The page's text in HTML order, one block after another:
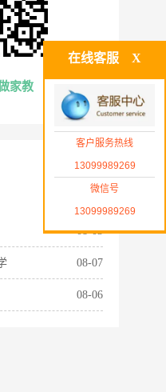
家教
08-03
08-07
08-06
在线客服 X
客户服务热线
13099989269
微信号
13099989269